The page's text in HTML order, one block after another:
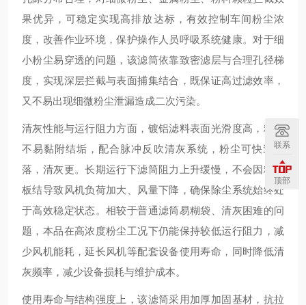
果优异，可稳定实现高排放达标，有效控制车间粉尘浓
度，改善作业环境，保护操作人员呼吸系统健康。对于细
小粉尘易穿透的问题，该滤筒依靠致密滤层与合理孔径梯
度，实现深层拦截与表面捕集结合，既保证高过滤效率，
又不易出现细微粉尘泄漏造成二次污染。
清灰性能与运行阻力方面，镀铝滤料表面光滑度高，粉尘
不易黏附结垢，配合脉冲反吹清灰系统，粉尘可快速脱
落，清灰更。长期运行下滤筒阻力上升缓慢，不会因粉尘
板结导致风机负荷加大、风量下降，确保除尘系统始终处
于高效稳定状态。相较于普通滤筒易糊袋、清灰困难的问
题，本品在高浓度粉尘工况下仍能保持较低运行阻力，减
少风机能耗，延长风机等配套设备使用寿命，同时降低清
灰频率，减少设备损耗与维护成本。
使用寿命与结构强度上，该滤筒采用加厚加固基材，抗拉
联系
顶部